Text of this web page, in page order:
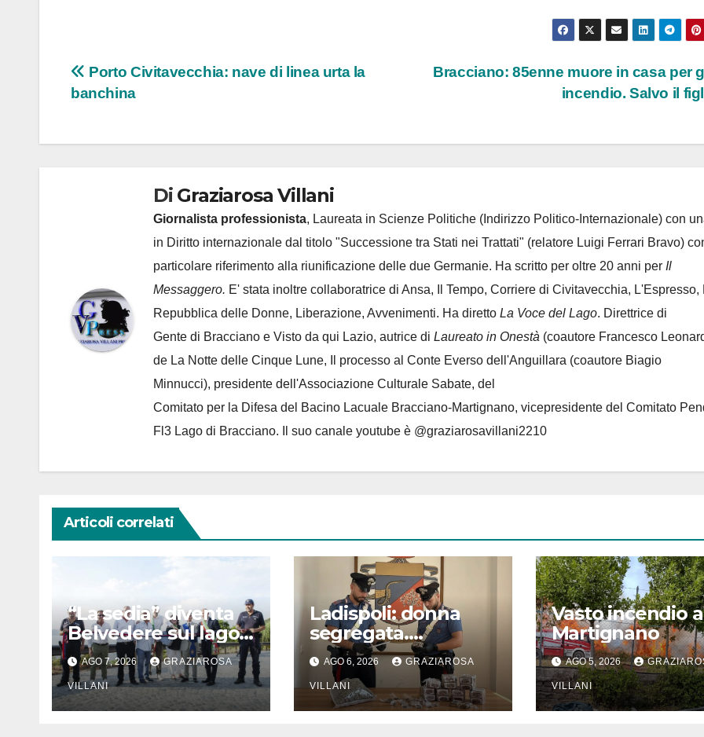
Navigazione
Bracciano: 85enne muore in casa per
incendio. Salvo il
Porto Civitavecchia: nave di linea urta la
banchina
Di Graziarosa Villani
Giornalista professionista, Laureata in Scienze Politiche (Indirizzo Politico-Internazionale) con
in Diritto internazionale dal titolo "Successione tra Stati nei Trattati" (relatore Luigi Ferrari Bravo)
particolare riferimento alla riunificazione delle due Germanie. Ha scritto per oltre 20 anni per Il
Messaggero. E' stata inoltre collaboratrice di Ansa, Il Tempo, Corriere di Civitavecchia, L'Espresso,
Repubblica delle Donne, Liberazione, Avvenimenti. Ha diretto La Voce del Lago. Direttrice di
Gente di Bracciano e Visto da qui Lazio, autrice di Laureato in Onestà (coautore Francesco
de La Notte delle Cinque Lune, Il processo al Conte Everso dell'Anguillara (coautore Biagio
Minnucci), presidente dell'Associazione Culturale Sabate, del
Comitato per la Difesa del Bacino Lacuale Bracciano-Martignano, vicepresidente del Comitato
Fl3 Lago di Bracciano. Il suo canale youtube è @graziarosavillani2210
Articoli correlati
“La sedia” diventa
Belvedere sul lago
di Bracciano: ieri
l’inaugurazione
AGO 7, 2026 GRAZIAROSA
VILLANI
Ladispoli: donna
segregata.
Operazione
dell’Arma
AGO 6, 2026 GRAZIAROSA
VILLANI
Vasto incendio a
Martignano
AGO 5, 2026
VILLANI